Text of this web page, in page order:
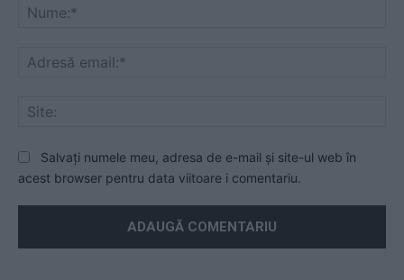
Salvați numele meu, adresa de e-mail și site-ul web în
acest browser pentru data viitoare i comentariu.